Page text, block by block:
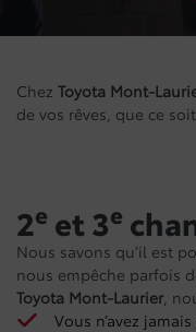
Chez Toyota Mont-
de vos rêves, que ce
2e et 3e
Nous savons qu’il est
nous empêche parfois
Toyota Mont-Laurier ,
Vous n’avez